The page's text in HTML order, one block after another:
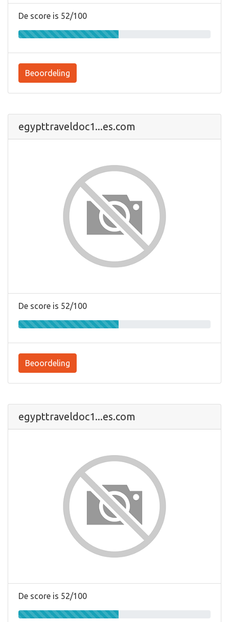
De score is 52/100
Beoordeling
egypttraveldoc1...es.com
De score is 52/100
Beoordeling
egypttraveldoc1...es.com
De score is 52/100